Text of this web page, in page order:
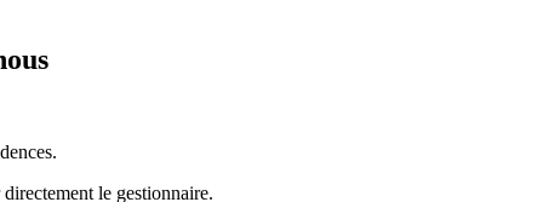
directement le gestionnaire.